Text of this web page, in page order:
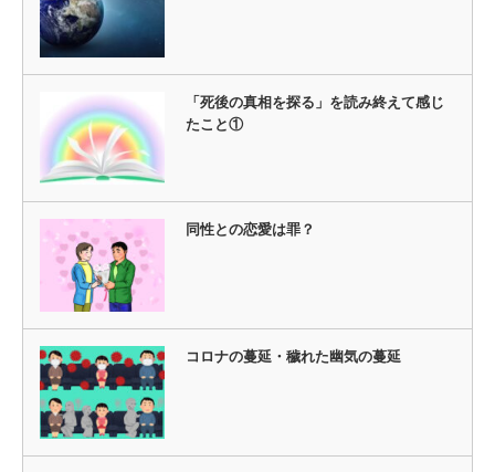
「死後の真相を探る」を読み終えて感じ
たこと①
同性との恋愛は罪？
コロナの蔓延・穢れた幽気の蔓延